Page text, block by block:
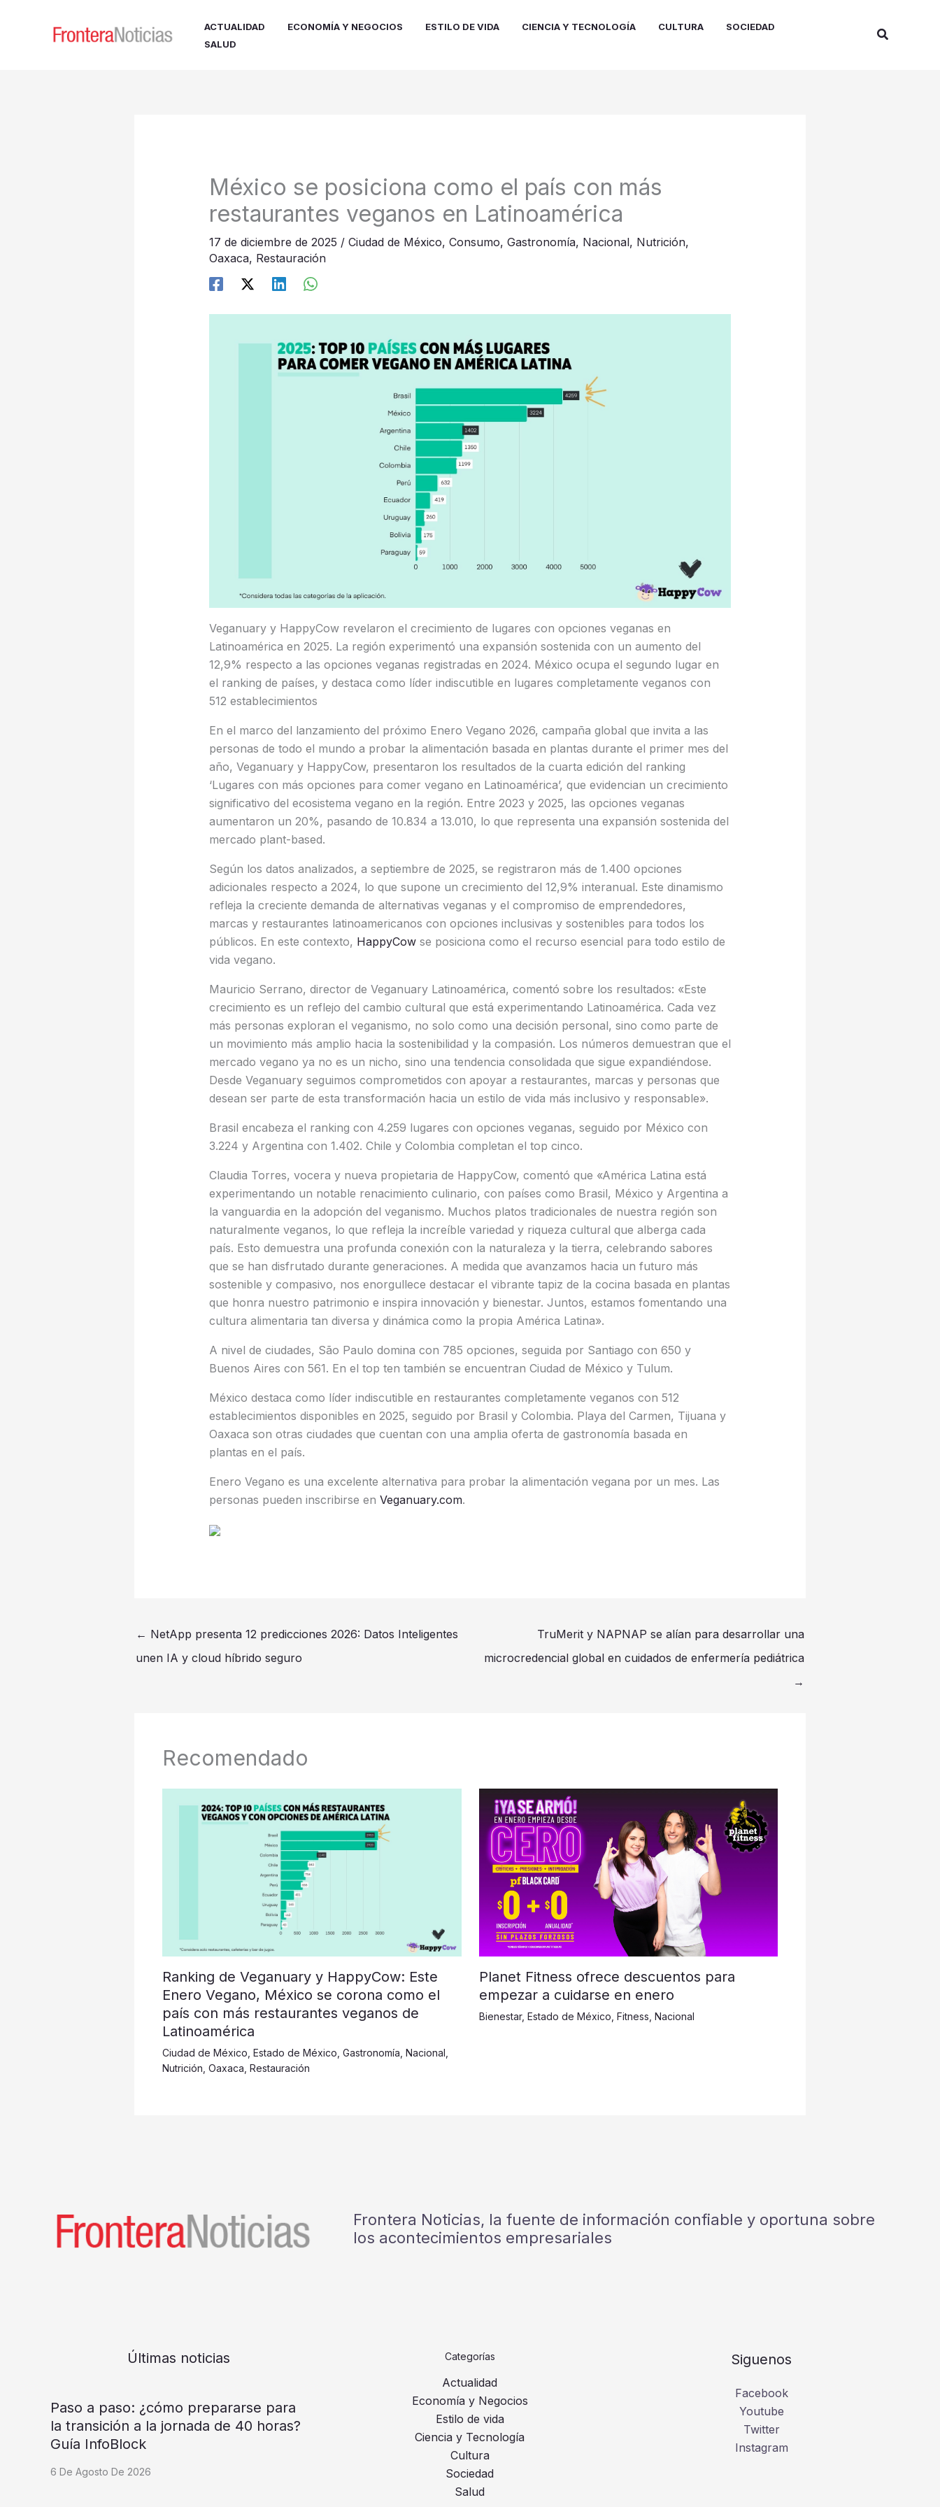
ACTUALIDAD ECONOMÍA Y NEGOCIOS ESTILO DE VIDA CIENCIA Y TECNOLOGÍA CULTURA
SOCIEDAD
SALUD
Buscar
México se posiciona como el país con más
restaurantes veganos en Latinoamérica
17 de diciembre de 2025 / Ciudad de México, Consumo, Gastronomía, Nacional, Nutrición,
Oaxaca, Restauración
Veganuary y HappyCow revelaron el crecimiento de lugares con opciones veganas en
Latinoamérica en 2025. La región experimentó una expansión sostenida con un aumento del
12,9% respecto a las opciones veganas registradas en 2024. México ocupa el segundo lugar en
el ranking de países, y destaca como líder indiscutible en lugares completamente veganos con
512 establecimientos
En el marco del lanzamiento del próximo Enero Vegano 2026, campaña global que invita a las
personas de todo el mundo a probar la alimentación basada en plantas durante el primer mes del
año, Veganuary y HappyCow, presentaron los resultados de la cuarta edición del ranking
‘Lugares con más opciones para comer vegano en Latinoamérica’, que evidencian un crecimiento
significativo del ecosistema vegano en la región. Entre 2023 y 2025, las opciones veganas
aumentaron un 20%, pasando de 10.834 a 13.010, lo que representa una expansión sostenida del
mercado plant-based.
Según los datos analizados, a septiembre de 2025, se registraron más de 1.400 opciones
adicionales respecto a 2024, lo que supone un crecimiento del 12,9% interanual. Este dinamismo
refleja la creciente demanda de alternativas veganas y el compromiso de emprendedores,
marcas y restaurantes latinoamericanos con opciones inclusivas y sostenibles para todos los
públicos. En este contexto, HappyCowse posiciona como el recurso esencial para todo estilo de
vida vegano.
Mauricio Serrano, director de Veganuary Latinoamérica, comentó sobre los resultados: «Este
crecimiento es un reflejo del cambio cultural que está experimentando Latinoamérica. Cada vez
más personas exploran el veganismo, no solo como una decisión personal, sino como parte de
un movimiento más amplio hacia la sostenibilidad y la compasión. Los números demuestran que el
mercado vegano ya no es un nicho, sino una tendencia consolidada que sigue expandiéndose.
Desde Veganuary seguimos comprometidos con apoyar a restaurantes, marcas y personas que
desean ser parte de esta transformación hacia un estilo de vida más inclusivo y responsable».
Brasil encabeza el ranking con 4.259 lugares con opciones veganas, seguido por México con
3.224 y Argentina con 1.402. Chile y Colombia completan el top cinco.
Claudia Torres, vocera y nueva propietaria de HappyCow, comentó que «América Latina está
experimentando un notable renacimiento culinario, con países como Brasil, México y Argentina a
la vanguardia en la adopción del veganismo. Muchos platos tradicionales de nuestra región son
naturalmente veganos, lo que refleja la increíble variedad y riqueza cultural que alberga cada
país. Esto demuestra una profunda conexión con la naturaleza y la tierra, celebrando sabores
que se han disfrutado durante generaciones. A medida que avanzamos hacia un futuro más
sostenible y compasivo, nos enorgullece destacar el vibrante tapiz de la cocina basada en plantas
que honra nuestro patrimonio e inspira innovación y bienestar. Juntos, estamos fomentando una
cultura alimentaria tan diversa y dinámica como la propia América Latina».
A nivel de ciudades, São Paulo domina con 785 opciones, seguida por Santiago con 650 y
Buenos Aires con 561. En el top ten también se encuentran Ciudad de México y Tulum.
México destaca como líder indiscutible en restaurantes completamente veganos con 512
establecimientos disponibles en 2025, seguido por Brasil y Colombia. Playa del Carmen, Tijuana y
Oaxaca son otras ciudades que cuentan con una amplia oferta de gastronomía basada en
plantas en el país.
Enero Vegano es una excelente alternativa para probar la alimentación vegana por un mes. Las
personas pueden inscribirse en Veganuary.com.
← NetApp presenta 12 predicciones 2026: Datos Inteligentes
unen IA y cloud híbrido seguro
TruMerit y NAPNAP se alían para desarrollar una
microcredencial global en cuidados de enfermería pediátrica
→
Recomendado
Ranking de Veganuary y HappyCow: Este
Enero Vegano, México se corona como el
país con más restaurantes veganos de
Latinoamérica
Ciudad de México Estado de México Gastronomía Nacional
Nutrición Oaxaca Restauración
Planet Fitness ofrece descuentos para
empezar a cuidarse en enero
Bienestar, Estado de México Fitness Nacional
Frontera Noticias, la fuente de información confiable y oportuna sobre
los acontecimientos empresariales
Últimas noticias
Paso a paso: ¿cómo prepararse para
la transición a la jornada de 40 horas?
Guía InfoBlock
6 De Agosto De 2026
Categorías
Actualidad
Economía y Negocios
Estilo de vida
Ciencia y Tecnología
Cultura
Sociedad
Salud
Siguenos
Facebook
Youtube
Twitter
Instagram